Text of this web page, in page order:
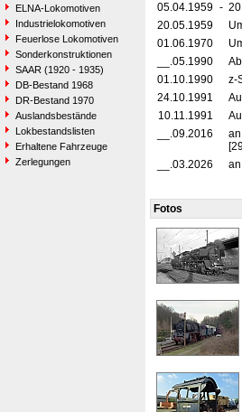
ELNA-Lokomotiven
Industrielokomotiven
Feuerlose Lokomotiven
Sonderkonstruktionen
SAAR (1920 - 1935)
DB-Bestand 1968
DR-Bestand 1970
Auslandsbestände
Lokbestandslisten
Erhaltene Fahrzeuge
Zerlegungen
05.04.1959 -
20.05.1959
01.06.1970
__.05.1990
01.10.1990
z-
24.10.1991
10.11.1991
__.09.2016
__.03.2026
Fotos